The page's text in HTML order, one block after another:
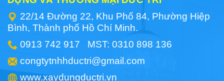
22/14 Đường 22, Khu Phố 84, Phường Hiệp
Bình, Thành phố Hồ Chí Minh.
0913 742 917 MST: 0310 898 136
congtytnhhductri@gmail.com
www.xaydungductri.vn